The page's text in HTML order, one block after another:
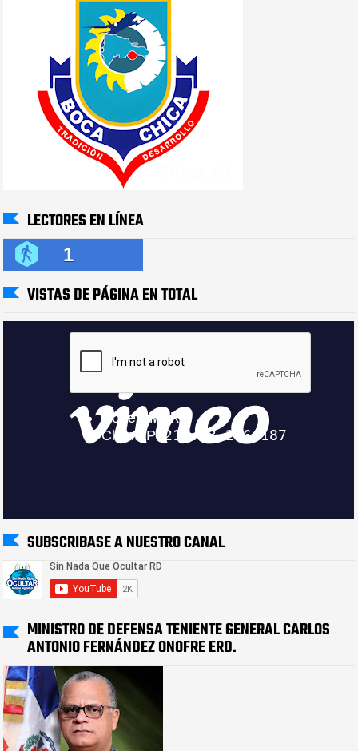
LECTORES EN LÍNEA
1
VISTAS DE PÁGINA EN TOTAL
SUBSCRIBASE A NUESTRO CANAL
MINISTRO DE DEFENSA TENIENTE GENERAL CARLOS
ANTONIO FERNÁNDEZ ONOFRE ERD.